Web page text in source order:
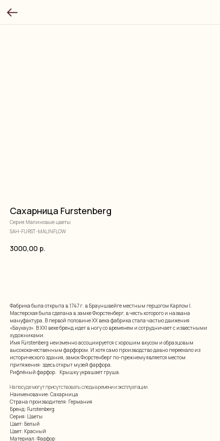
Сахарница Furstenberg
Серия Малиновые цветы
SAH-FURST-MALINFLOW
3000,00 р.
Фабрика была открыта в 1747 г. в Брауншвейге местным герцогом Карлом I.
Мастерская была сделана в замке Фюрстенберг, в честь которого и названа
мануфактура. В первой половине XX века фабрика стала частью движения
«Баухауз». В XXI веке бренд идет в ногу со временем и сотрудничает с известными
художниками.
Имя Fürstenberg неизменно ассоциируется с хорошим вкусом и образцовым
высококачественным фарфором. И хотя само производство давно переехало из
исторического здания, замок Фюрстенберг по-прежнему является местом
притяжения: здесь открыт музей фарфора.
Рифлёный фарфор. Крышку украшает груша.
На посуде могут присутствовать следы времени и эксплуатации.
Наименование: Сахарница
Страна производителя: Германия
Бренд: Furstenberg
Серия: Цветы
Цвет: Белый
Цвет: Красный
Материал: Фарфор